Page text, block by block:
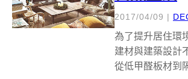
2017/04/09 |
為了提升居住環
建材與建築設計
從低甲醛板材到